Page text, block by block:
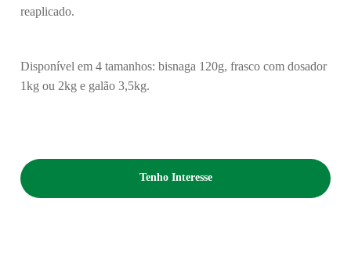
reaplicado.
Disponível em 4 tamanhos: bisnaga 120g, frasco com dosador
1kg ou 2kg e galão 3,5kg.
Tenho Interesse